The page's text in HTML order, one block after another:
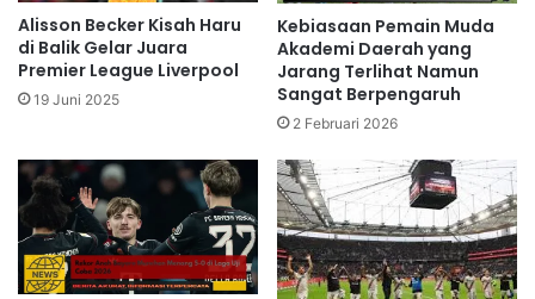
Alisson Becker Kisah Haru
di Balik Gelar Juara
Premier League Liverpool
19 Juni 2025
Kebiasaan Pemain Muda
Akademi Daerah yang
Jarang Terlihat Namun
Sangat Berpengaruh
2 Februari 2026